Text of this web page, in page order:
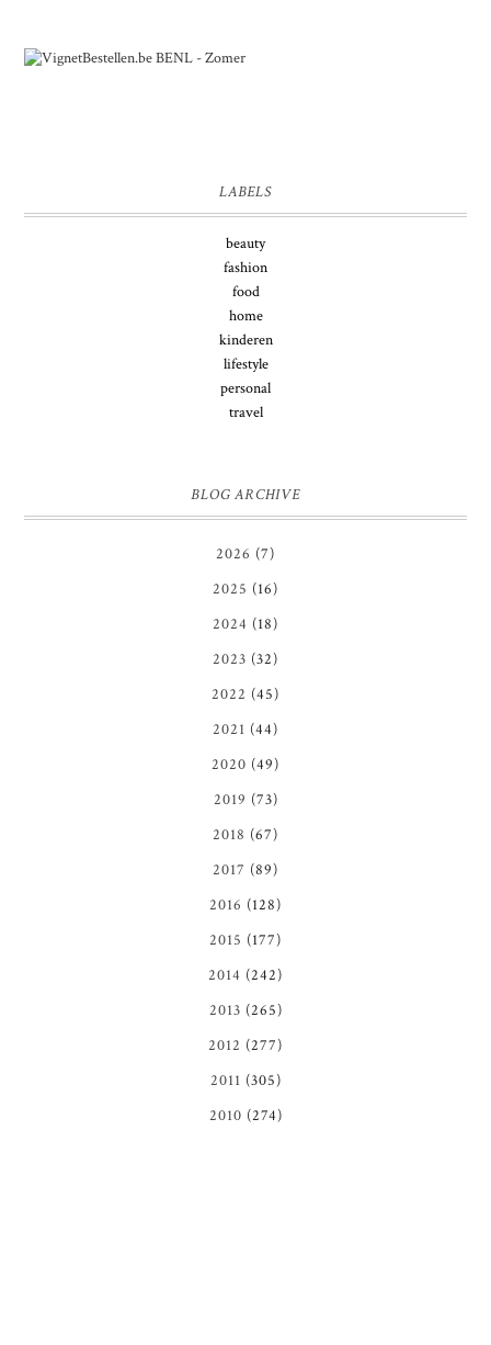
LABELS
beauty
fashion
food
home
kinderen
lifestyle
personal
travel
BLOG ARCHIVE
2026 (7)
2025 (16)
2024 (18)
2023 (32)
2022 (45)
2021 (44)
2020 (49)
2019 (73)
2018 (67)
2017 (89)
2016 (128)
2015 (177)
2014 (242)
2013 (265)
2012 (277)
2011 (305)
2010 (274)